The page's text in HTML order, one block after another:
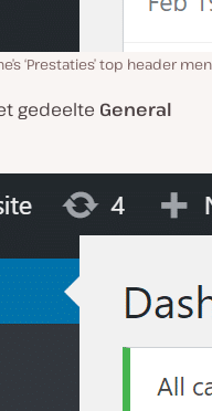
‘Prestaties’ top header
gedeelte General